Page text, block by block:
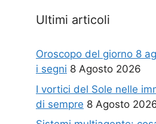
Ultimi articoli
Oroscopo del giorno 8
i segni 8 Agosto 2026
I vortici del Sole nelle
di sempre 8 Agosto